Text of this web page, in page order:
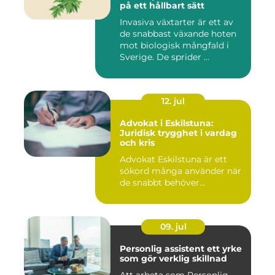
på ett hållbart sätt
Invasiva växtarter är ett av
de snabbast växande hoten
mot biologisk mångfald i
Sverige. De sprider ...
12. jul
Advokat i Eskilstuna:
Juridisk trygghet i vardag
och kris
Advokat Eskilstuna är ett
sökord många använder när
de snabbt behöver...
09. jul
Personlig assistent ett yrke
som gör verklig skillnad